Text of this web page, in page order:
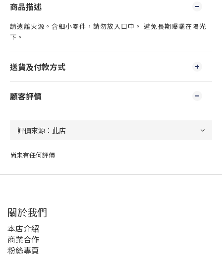
商品描述
請遠離火源。含細小零件，請勿放入口中。 避免長期曝曬在陽光
下。
送貨及付款方式
顧客評價
尚未有任何評價
關於我們
本店介紹
商業合作
粉絲專頁